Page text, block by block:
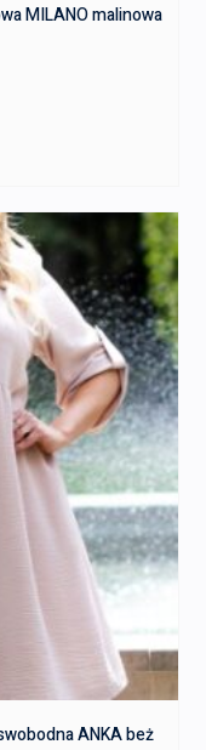
MILANO malinowa
ANKA beż